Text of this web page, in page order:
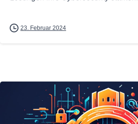
23. Februar 2024